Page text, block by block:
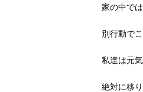
家の中で
別行動で
私達は元気
絶対に移